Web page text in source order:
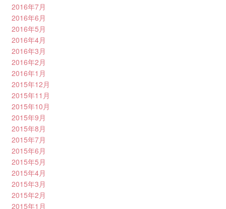
2016年7月
2016年6月
2016年5月
2016年4月
2016年3月
2016年2月
2016年1月
2015年12月
2015年11月
2015年10月
2015年9月
2015年8月
2015年7月
2015年6月
2015年5月
2015年4月
2015年3月
2015年2月
2015年1月